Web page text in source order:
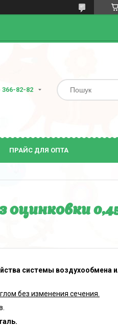
366-82-82
ПРАЙС ДЛЯ ОПТА
оцинковки
системы воздухообмена
без изменения сечения.